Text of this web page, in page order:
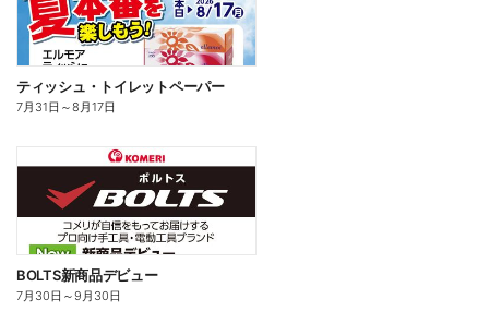
ティッシュ・トイレットペーパー
7月31日 ～8月17日
BOLTS新商品デビュー
7月30日 ～9月30日